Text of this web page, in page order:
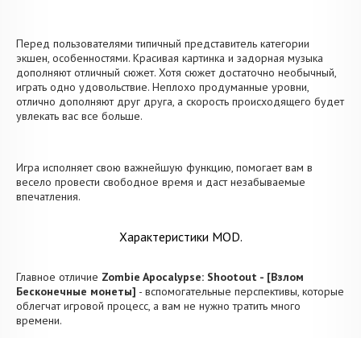
Перед пользователями типичный представитель категории
экшен, особенностями. Красивая картинка и задорная музыка
дополняют отличный сюжет. Хотя сюжет достаточно необычный,
играть одно удовольствие. Неплохо продуманные уровни,
отлично дополняют друг друга, а скорость происходящего будет
увлекать вас все больше.
Игра исполняет свою важнейшую функцию, помогает вам в
весело провести свободное время и даст незабываемые
впечатления.
Характеристики MOD.
Главное отличие Zombie Apocalypse: Shootout - [Взлом
Бесконечные монеты] - вспомогательные перспективы, которые
облегчат игровой процесс, а вам не нужно тратить много
времени.